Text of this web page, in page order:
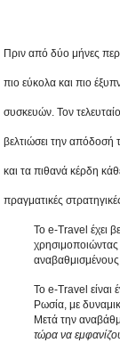
Πριν από δύο μήνες
πιο εύκολα και πιο
συσκευών. Τον
βελτιώσει την απόδοσή
και τα πιθανά κέρδη
πραγματικές
Το e-Travel έχει
χρησιμοποιώντας
Το e-Travel είναι
Ρωσία, με
Μετά την
τώρα να